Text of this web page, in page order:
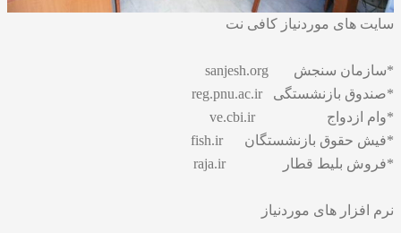
سایت های موردنیاز کافی نت
*سازمان سنجش sanjesh.org
*صندوق بازنشستگی reg.pnu.ac.ir
*وام ازدواج ve.cbi.ir
*فیش حقوق بازنشستگان fish.ir
*فروش بلیط قطار raja.ir
نرم افزار های موردنیاز